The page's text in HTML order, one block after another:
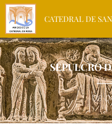
CATEDRAL DE
SEPULCRO